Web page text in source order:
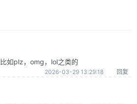
如plz，omg，lol之类的
2026-03-29 13:29:18 回复